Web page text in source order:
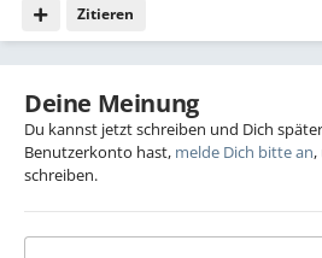
Zitieren
Deine Meinung
Du kannst jetzt schreiben und Dich
Benutzerkonto hast, melde Dich bitte an,
schreiben.